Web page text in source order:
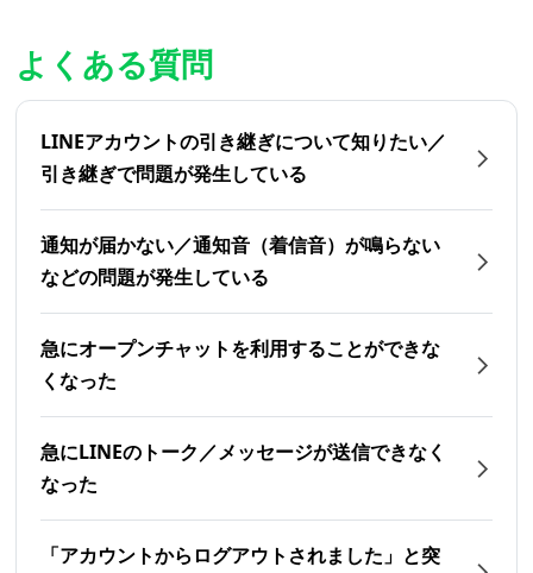
よくある質問
LINEアカウントの引き継ぎについて知りたい／
引き継ぎで問題が発生している
通知が届かない／通知音（着信音）が鳴らない
などの問題が発生している
急にオープンチャットを利用することができな
くなった
急にLINEのトーク／メッセージが送信できなく
なった
「アカウントからログアウトされました」と突